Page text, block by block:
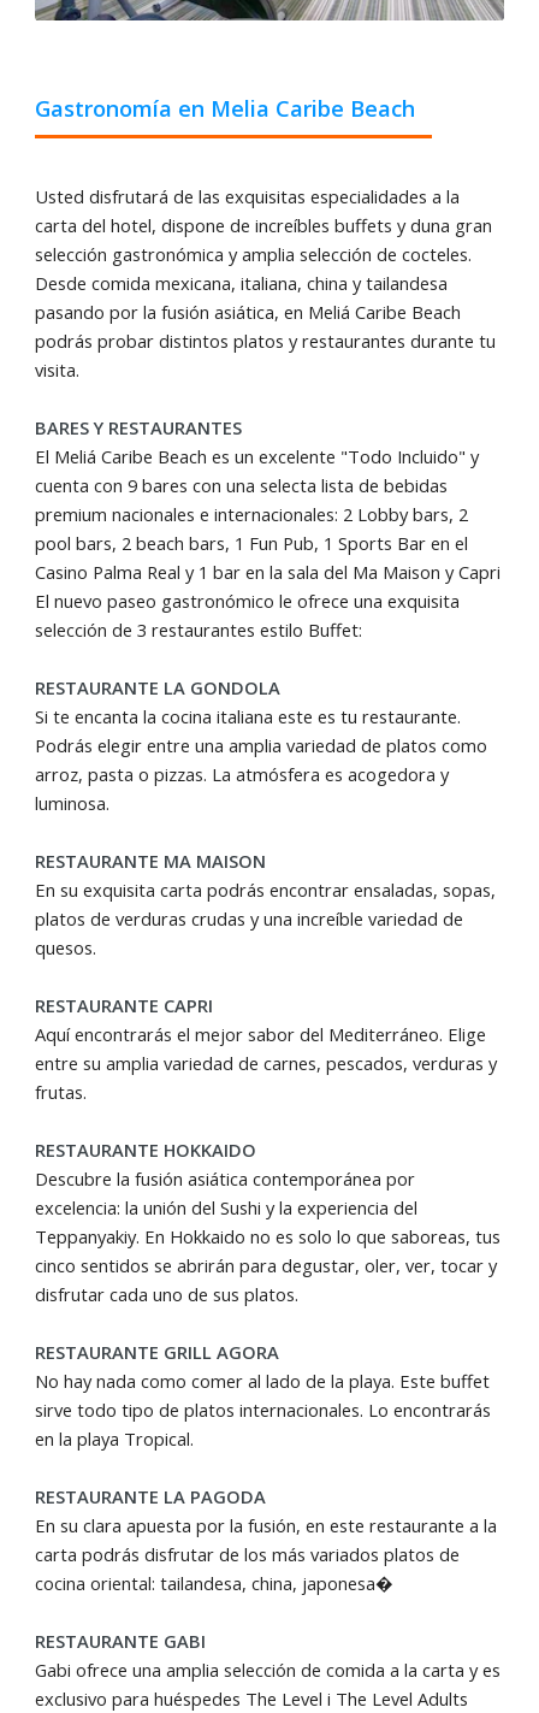
Gastronomía en Melia Caribe Beach
Usted disfrutará de las exquisitas especialidades a la
carta del hotel, dispone de increíbles buffets y duna gran
selección gastronómica y amplia selección de cocteles.
Desde comida mexicana, italiana, china y tailandesa
pasando por la fusión asiática, en Meliá Caribe Beach
podrás probar distintos platos y restaurantes durante tu
visita.
BARES Y RESTAURANTES
El Meliá Caribe Beach es un excelente "Todo Incluido" y
cuenta con 9 bares con una selecta lista de bebidas
premium nacionales e internacionales: 2 Lobby bars, 2
pool bars, 2 beach bars, 1 Fun Pub, 1 Sports Bar en el
Casino Palma Real y 1 bar en la sala del Ma Maison y Capri
El nuevo paseo gastronómico le ofrece una exquisita
selección de 3 restaurantes estilo Buffet:
RESTAURANTE LA GONDOLA
Si te encanta la cocina italiana este es tu restaurante.
Podrás elegir entre una amplia variedad de platos como
arroz, pasta o pizzas. La atmósfera es acogedora y
luminosa.
RESTAURANTE MA MAISON
En su exquisita carta podrás encontrar ensaladas, sopas,
platos de verduras crudas y una increíble variedad de
quesos.
RESTAURANTE CAPRI
Aquí encontrarás el mejor sabor del Mediterráneo. Elige
entre su amplia variedad de carnes, pescados, verduras y
frutas.
RESTAURANTE HOKKAIDO
Descubre la fusión asiática contemporánea por
excelencia: la unión del Sushi y la experiencia del
Teppanyakiy. En Hokkaido no es solo lo que saboreas, tus
cinco sentidos se abrirán para degustar, oler, ver, tocar y
disfrutar cada uno de sus platos.
RESTAURANTE GRILL AGORA
No hay nada como comer al lado de la playa. Este buffet
sirve todo tipo de platos internacionales. Lo encontrarás
en la playa Tropical.
RESTAURANTE LA PAGODA
En su clara apuesta por la fusión, en este restaurante a la
carta podrás disfrutar de los más variados platos de
cocina oriental: tailandesa, china, japonesa�
RESTAURANTE GABI
Gabi ofrece una amplia selección de comida a la carta y es
exclusivo para huéspedes The Level i The Level Adults